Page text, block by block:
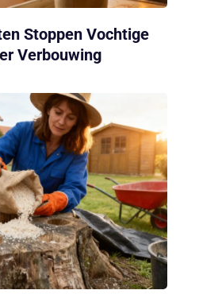
Stoppen Vochtige
Verbouwing